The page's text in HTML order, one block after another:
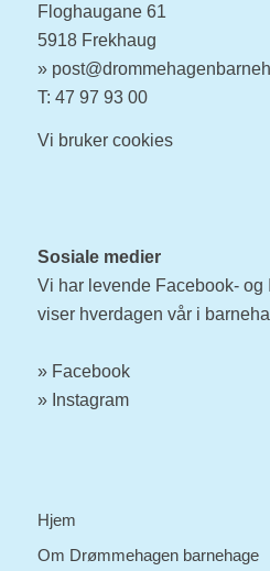
Floghaugane 61
5918 Frekhaug
»
T: 47 97 93 00
Vi bruker cookies
Sosiale medier
Vi har levende Facebook- og
viser hverdagen vår i
» Facebook
» Instagram
Hjem
Om Drømmehagen barnehage